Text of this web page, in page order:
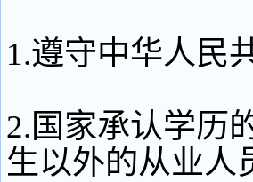
1.遵守中华人民
2.国家承认学历
生以外的从业